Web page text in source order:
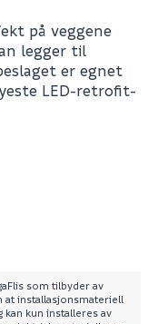
på veggene
legger til
er egnet
LED-retrofit-
som tilbyder av
at installasjonsmateriell
kan kun installeres av